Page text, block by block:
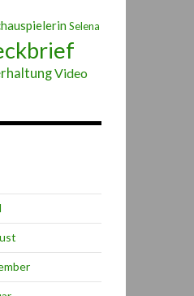
Selena
Video